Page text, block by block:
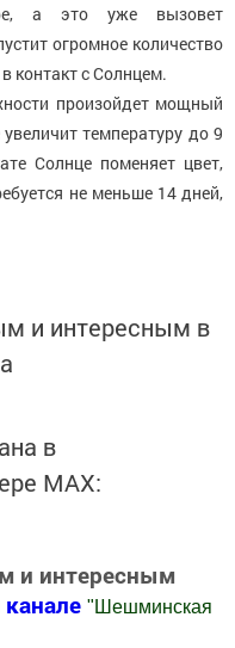
а это уже вызовет
огромное количество
контакт с Солнцем.
произойдет мощный
температуру до 9
Солнце поменяет цвет,
не меньше 14 дней,
и интересным в
в
MАХ:
и интересным
" Шешминская